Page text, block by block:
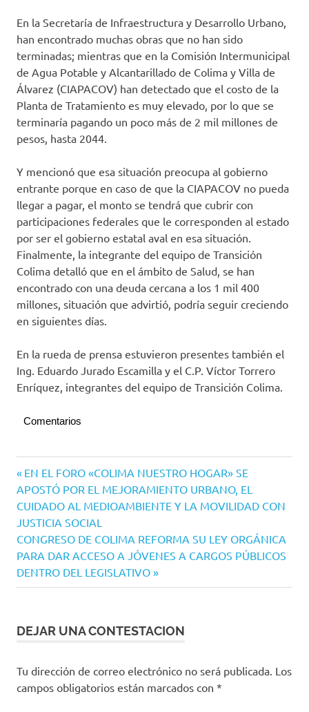
En la Secretaría de Infraestructura y Desarrollo Urbano,
han encontrado muchas obras que no han sido
terminadas; mientras que en la Comisión Intermunicipal
de Agua Potable y Alcantarillado de Colima y Villa de
Álvarez (CIAPACOV) han detectado que el costo de la
Planta de Tratamiento es muy elevado, por lo que se
terminaría pagando un poco más de 2 mil millones de
pesos, hasta 2044.
Y mencionó que esa situación preocupa al gobierno
entrante porque en caso de que la CIAPACOV no pueda
llegar a pagar, el monto se tendrá que cubrir con
participaciones federales que le corresponden al estado
por ser el gobierno estatal aval en esa situación.
Finalmente, la integrante del equipo de Transición
Colima detalló que en el ámbito de Salud, se han
encontrado con una deuda cercana a los 1 mil 400
millones, situación que advirtió, podría seguir creciendo
en siguientes días.
En la rueda de prensa estuvieron presentes también el
Ing. Eduardo Jurado Escamilla y el C.P. Víctor Torrero
Enríquez, integrantes del equipo de Transición Colima.
Comentarios
Navegación
de
entradas
Entrada
anterior:
EN EL FORO «COLIMA NUESTRO HOGAR» SE
APOSTÓ POR EL MEJORAMIENTO URBANO, EL
CUIDADO AL MEDIOAMBIENTE Y LA MOVILIDAD CON
JUSTICIA SOCIAL
Siguiente
entrada:
CONGRESO DE COLIMA REFORMA SU LEY ORGÁNICA
PARA DAR ACCESO A JÓVENES A CARGOS PÚBLICOS
DENTRO DEL LEGISLATIVO
DEJAR UNA CONTESTACION
Tu dirección de correo electrónico no será publicada. Los
campos obligatorios están marcados con *